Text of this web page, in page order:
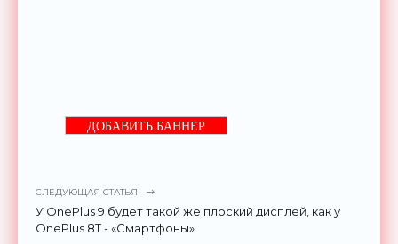
ДОБАВИТЬ БАННЕР
СЛЕДУЮЩАЯ СТАТЬЯ
У OnePlus 9 будет такой же плоский дисплей, как у
OnePlus 8T - «Смартфоны»